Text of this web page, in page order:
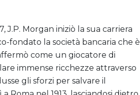
Morgan iniziò la sua carriera
fondato la società bancaria che è
come un giocatore di
immense ricchezze attraverso
gli sforzi per salvare il